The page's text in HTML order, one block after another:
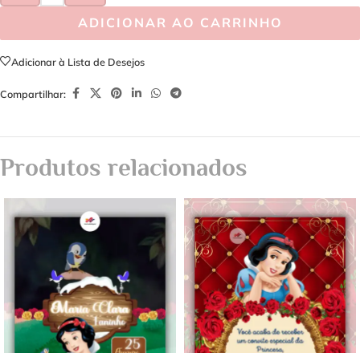
ADICIONAR AO CARRINHO
Adicionar à Lista de Desejos
Compartilhar:
Produtos relacionados